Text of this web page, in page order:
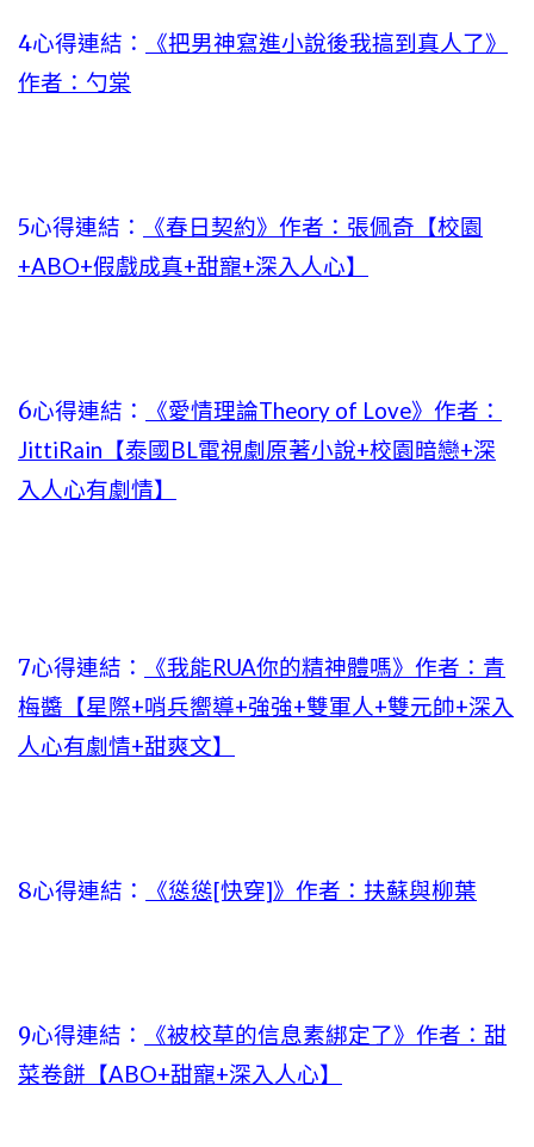
4心得連結：
《把男神寫進小說後我搞到真人了》
作者：勺棠
5心得連結：
《春日契約》作者：張佩奇【校園
+ABO+假戲成真+甜寵+深入人心】
6心得連結：
《愛情理論Theory of Love》作者：
JittiRain【泰國BL電視劇原著小說+校園暗戀+深
入人心有劇情】
7心得連結：
《我能RUA你的精神體嗎》作者：青
梅醬【星際+哨兵嚮導+強強+雙軍人+雙元帥+深入
人心有劇情+甜爽文】
8心得連結： 《慫慫[快穿]》作者：扶蘇與柳葉
9心得連結：
《被校草的信息素綁定了》作者：甜
菜卷餅【ABO+甜寵+深入人心】